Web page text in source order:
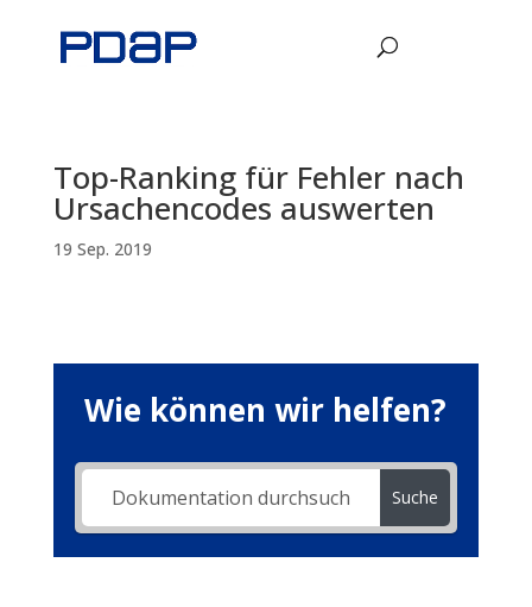
Top-Ranking für Fehler nach
Ursachencodes auswerten
19 Sep. 2019
Wie können wir helfen?
Suche